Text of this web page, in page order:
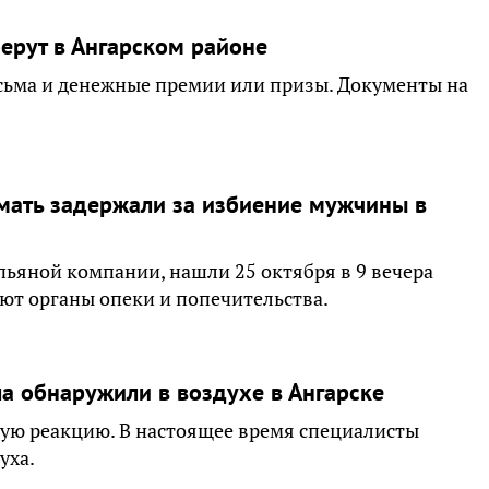
в Ангарском районе
и денежные премии или призы. Документы на
задержали за избиение мужчины в
компании, нашли 25 октября в 9 вечера
органы опеки и попечительства.
обнаружили в воздухе в Ангарске
реакцию. В настоящее время специалисты